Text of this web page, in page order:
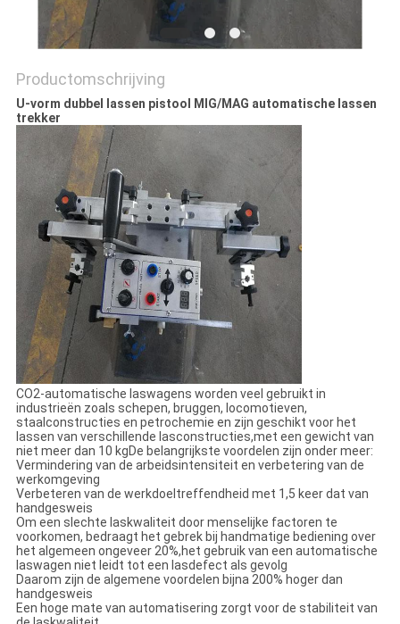
Productomschrijving
U-vorm dubbel lassen pistool MIG/MAG automatische lassen
trekker
CO2-automatische laswagens worden veel gebruikt in
industrieën zoals schepen, bruggen, locomotieven,
staalconstructies en petrochemie en zijn geschikt voor het
lassen van verschillende lasconstructies,met een gewicht van
niet meer dan 10 kgDe belangrijkste voordelen zijn onder meer:
Vermindering van de arbeidsintensiteit en verbetering van de
werkomgeving
Verbeteren van de werkdoeltreffendheid met 1,5 keer dat van
handgesweis
Om een slechte laskwaliteit door menselijke factoren te
voorkomen, bedraagt het gebrek bij handmatige bediening over
het algemeen ongeveer 20%,het gebruik van een automatische
laswagen niet leidt tot een lasdefect als gevolg
Daarom zijn de algemene voordelen bijna 200% hoger dan
handgesweis
Een hoge mate van automatisering zorgt voor de stabiliteit van